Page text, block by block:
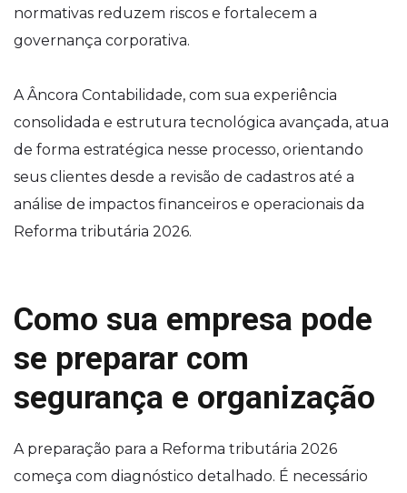
normativas reduzem riscos e fortalecem a
governança corporativa.
A Âncora Contabilidade, com sua experiência
consolidada e estrutura tecnológica avançada, atua
de forma estratégica nesse processo, orientando
seus clientes desde a revisão de cadastros até a
análise de impactos financeiros e operacionais da
Reforma tributária 2026.
Como sua empresa pode
se preparar com
segurança e organização
A preparação para a Reforma tributária 2026
começa com diagnóstico detalhado. É necessário